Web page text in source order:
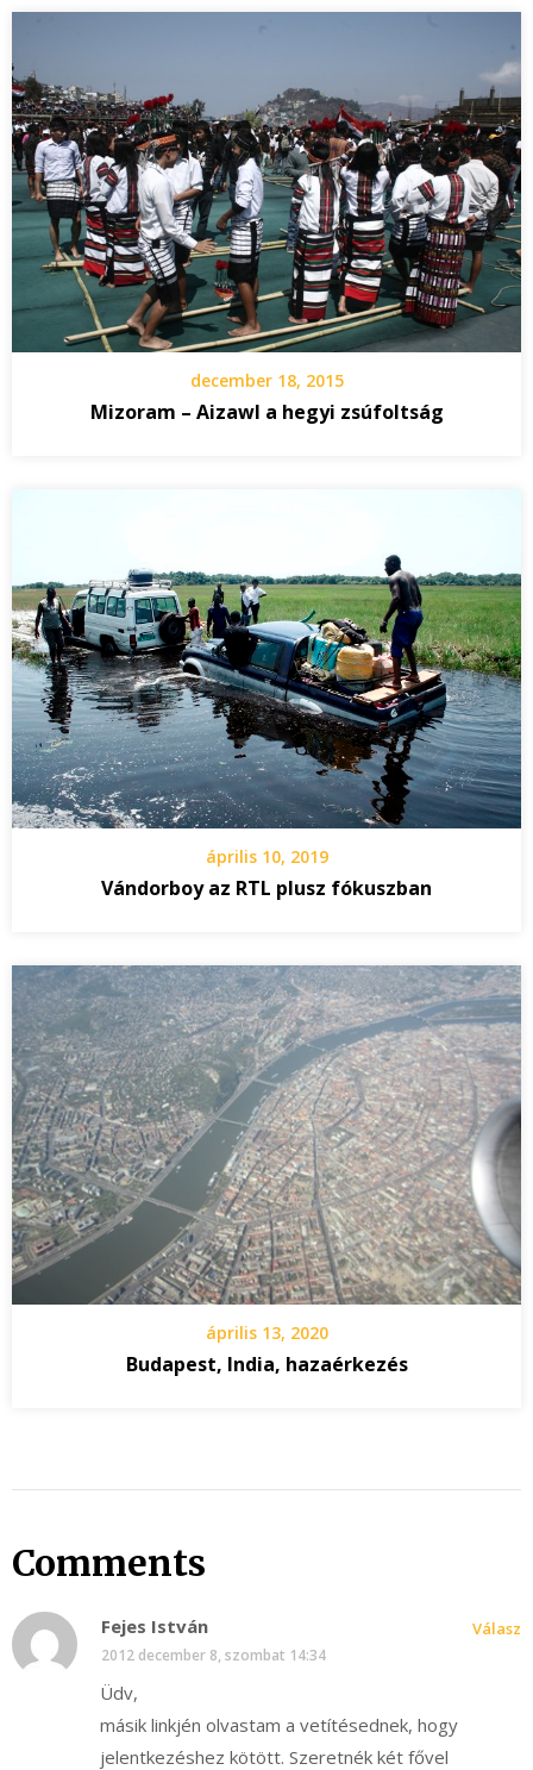
december 18, 2015
Mizoram – Aizawl a hegyi zsúfoltság
április 10, 2019
Vándorboy az RTL plusz fókuszban
április 13, 2020
Budapest, India, hazaérkezés
Comments
Fejes István
2012 december 8, szombat 14:34
Üdv,
másik linkjén olvastam a vetítésednek, hogy
jelentkezéshez kötött. Szeretnék két fővel
Válasz